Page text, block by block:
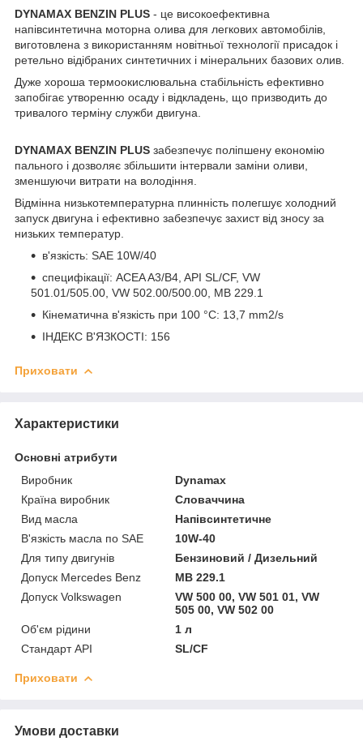
DYNAMAX BENZIN PLUS - це високоефективна
напівсинтетична моторна олива для легкових автомобілів,
виготовлена з використанням новітньої технології присадок і
ретельно відібраних синтетичних і мінеральних базових олив.
Дуже хороша термоокислювальна стабільність ефективно
запобігає утворенню осаду і відкладень, що призводить до
тривалого терміну служби двигуна.
DYNAMAX BENZIN PLUS забезпечує поліпшену економію
пального і дозволяє збільшити інтервали заміни оливи,
зменшуючи витрати на володіння.
Відмінна низькотемпературна плинність полегшує холодний
запуск двигуна і ефективно забезпечує захист від зносу за
низьких температур.
в'язкість: SAE 10W/40
специфікації: ACEA A3/B4, API SL/CF, VW
501.01/505.00, VW 502.00/500.00, MB 229.1
Кінематична в'язкість при 100 °C: 13,7 mm2/s
ІНДЕКС В'ЯЗКОСТІ: 156
Приховати
Характеристики
Основні атрибути
Виробник
Dynamax
Країна виробник
Словаччина
Вид масла
Напівсинтетичне
В'язкість масла по SAE
10W-40
Для типу двигунів
Бензиновий / Дизельний
Допуск Mercedes Benz
MB 229.1
Допуск Volkswagen
VW 500 00, VW 501 01, VW
505 00, VW 502 00
Об'єм рідини
1 л
Стандарт API
SL/CF
Приховати
Умови доставки